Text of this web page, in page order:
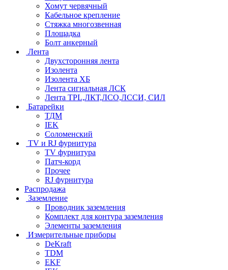
Хомут червячный
Кабельное крепление
Стяжка многозвенная
Площадка
Болт анкерный
Лента
Двухсторонняя лента
Изолента
Изолента ХБ
Лента сигнальная ЛСК
Лента TPL,ЛКТ,ЛСО,ЛССИ, СИЛ
Батарейки
ТДМ
IEK
Соломенский
TV и RJ фурнитура
TV фурнитура
Патч-корд
Прочее
RJ фурнитура
Распродажа
Заземление
Проводник заземления
Комплект для контура заземления
Элементы заземления
Измерительные приборы
DeKraft
TDM
EKF